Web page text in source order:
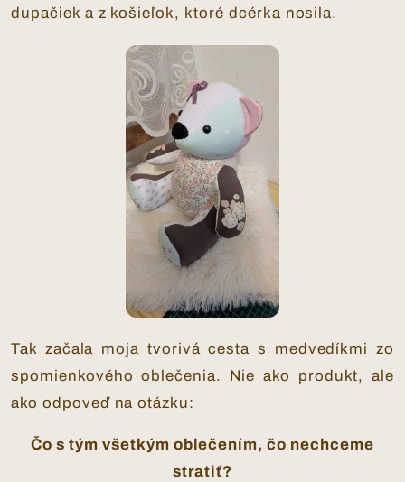
dupačiek a z košieľok, ktoré dcérka nosila.
Tak začala moja tvorivá cesta s medvedíkmi zo
spomienkového oblečenia. Nie ako produkt, ale
ako odpoveď na otázku:
Čo s tým všetkým oblečením, čo nechceme
stratiť?